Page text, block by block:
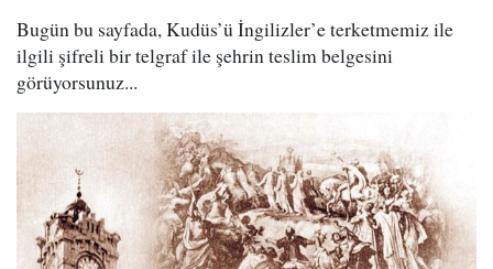
Bugün bu sayfada, Kudüs’ü İngilizler’e terketmemiz ile
ilgili şifreli bir telgraf ile şehrin teslim belgesini
görüyorsunuz...